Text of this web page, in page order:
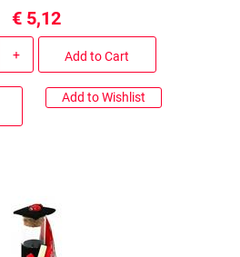
€ 5,12
Add to Cart
Add to Wishlist